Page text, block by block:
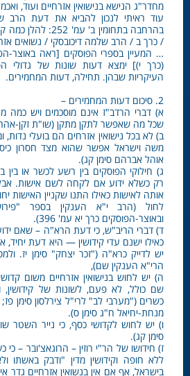
מחדר"ג הנישא בנישואין אזרחיים ועוד,
עוד ראיתי לנכון להביא את דעת הרב
בהרחבה בתחומין ב'
/ כרך ב / הרב שלמה דיכובסקי / נשואים
… המעיין בספרי הפוסקים [ראה באוצר-
(כרך י)] ימצא דעות שונות של גדולי
העיקריות שבהן. תחילה, דעות המחמירים.
2. סיכום דעות המחמירים –
א) דברי הרדב"ז אינם מוסכמים ויש כמה
שכל מה שאפשר לתקן מתקן (שו"ת זקן-
ב) לא בכל נישואין אזרחים הם בועלי נדות,
משה וישראל אפשר שהוא מצד חסרון
אוהל אברהם סימן קג).
ג) חילוקי הפוסקים בין רשע לכשר או
רק כשלא ידוע אם לקחה לשם אישות.
אותה לאישות כאילו התנו שקניין האישות
לחול (הרב י"א הענקין בספר
ובאוצר-הפוסקים כרך יא עמ' 396).
ד) דברי הריב"ש, כי דעת הרא"ה – שאם
כאילו ישנם עדי קידושין — היא דעת יחיד,
יש לדייק כרא"ה ("זכר יצחק" סימן יז.
הרי"א הענקין שם),
ה) יש לחוש בנישואין אזרחיים משום
שם כולל, לא פעם, לשונות של קידושין,
כשרים ("מערבי לב" לרי"ל צירלסון סימן
מנחת-יחיאל ח"ג סימן ס).
ו) יש לחוש לקדושי כסף, כי נייר השטר
סימן קג).
ז) חידושו של הר"י רוזין – הרוגאצ'ובר –
ללא חופה וקידושין מדין "ודבק באשתו
בישראל, אף אם אין בנשואין אזרחיים